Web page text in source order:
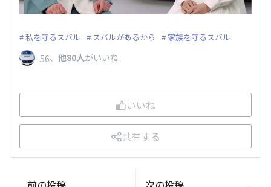
私を守るスバル スバルがあるから 家族を守るスバル
56、 他80人がいいね
いいね
共有する